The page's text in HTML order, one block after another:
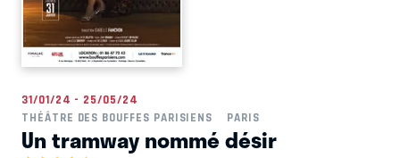
31/01/24 - 25/05/24
THÉÂTRE DES BOUFFES PARISIENS
PARIS
Un tramway nommé désir